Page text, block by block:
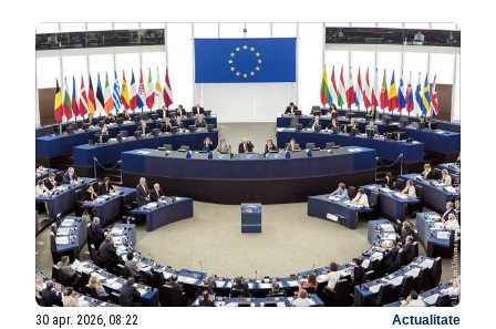
30 apr. 2026, 08:22 Actualitate